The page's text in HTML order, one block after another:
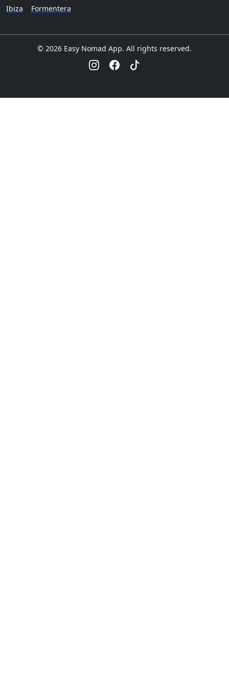
Ibiza Formentera
© 2026 Easy Nomad App. All rights reserved.